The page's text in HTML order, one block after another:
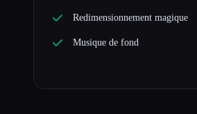
Redimensionnement magique
Musique de fond